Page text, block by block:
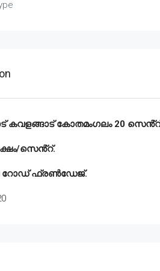
കവളങ്ങാട് കോതമംഗലം 20
സെൻ്റ്.
റോഡ് ഫ്രൺഡേജ്.